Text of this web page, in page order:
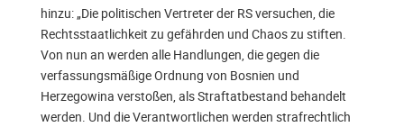
hinzu: „Die politischen Vertreter der RS versuchen, die
Rechtsstaatlichkeit zu gefährden und Chaos zu stiften.
Von nun an werden alle Handlungen, die gegen die
verfassungsmäßige Ordnung von Bosnien und
Herzegowina verstoßen, als Straftatbestand behandelt
werden. Und die Verantwortlichen werden strafrechtlich